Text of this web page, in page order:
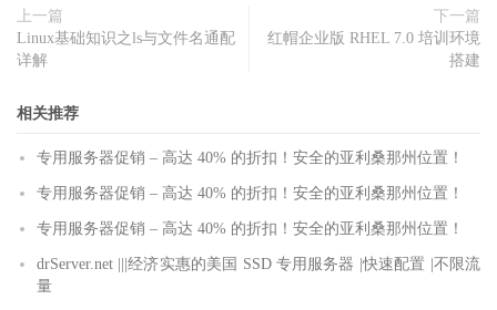
上一篇
Linux基础知识之ls与文件名通配
详解
下一篇
红帽企业版 RHEL 7.0 培训环境
搭建
相关推荐
专用服务器促销 – 高达 40% 的折扣！安全的亚利桑那州位置！
专用服务器促销 – 高达 40% 的折扣！安全的亚利桑那州位置！
专用服务器促销 – 高达 40% 的折扣！安全的亚利桑那州位置！
drServer.net |||经济实惠的美国 SSD 专用服务器 |快速配置 |不限流
量